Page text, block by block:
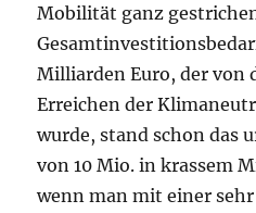
Mobilität ganz
Milliarden Euro, der von
Erreichen der
wurde, stand schon das
von 10 Mio. in krassem
wenn man mit einer